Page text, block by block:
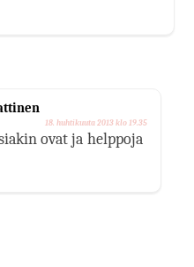
18. huhtikuuta 2013 klo 19.35
ovat ja helppoja